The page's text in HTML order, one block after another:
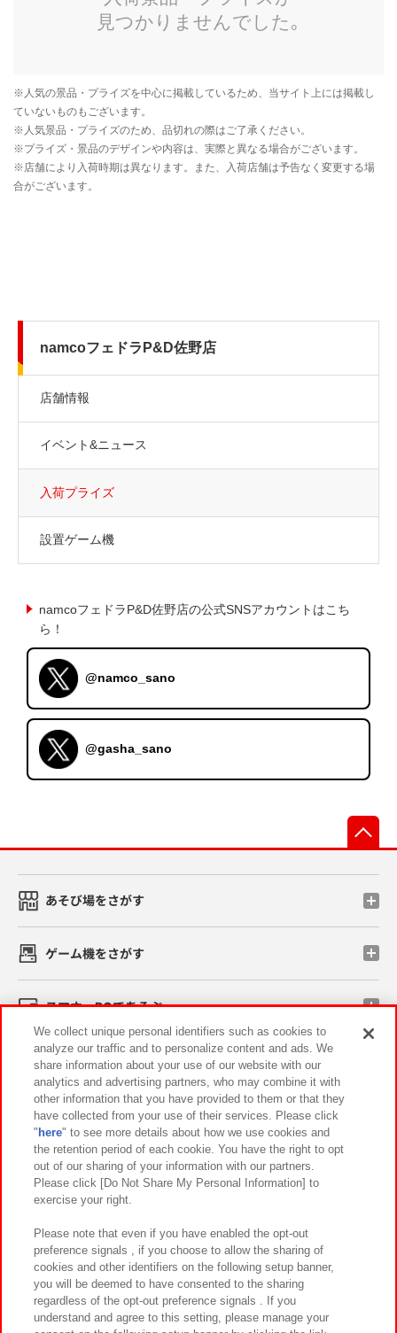
namcoフェドラP&D佐野店
店舗情報
イベント&ニュース
入荷プライズ
設置ゲーム機
namcoフェドラP&D佐野店の公式SNSアカウントはこち
ら！
@namco_sano
@gasha_sano
あそび場をさがす
ゲーム機をさがす
スマホ・PCであそぶ
イベント・キャンペーン
関連会社 サステナビリティ サイトポリシー
プライバシーポリシー ウェブアクセシビリティ方針と検証結果
お取引先さまとともに
カスタマーハラスメント対応方針 よくあるご質問・お問い合わせ
We collect unique personal identifiers such as cookies to
analyze our traffic and to personalize content and ads. We
share information about your use of our website with our
analytics and advertising partners, who may combine it with
other information that you have provided to them or that they
have collected from your use of their services. Please click
" here" to see more details about how we use cookies and
the retention period of each cookie. You have the right to opt
out of our sharing of your information with our partners.
Please click [Do Not Share My Personal Information] to
exercise your right.
Please note that even if you have enabled the opt-out
preference signals , if you choose to allow the sharing of
cookies and other identifiers on the following setup banner,
you will be deemed to have consented to the sharing
regardless of the opt-out preference signals . If you
understand and agree to this setting, please manage your